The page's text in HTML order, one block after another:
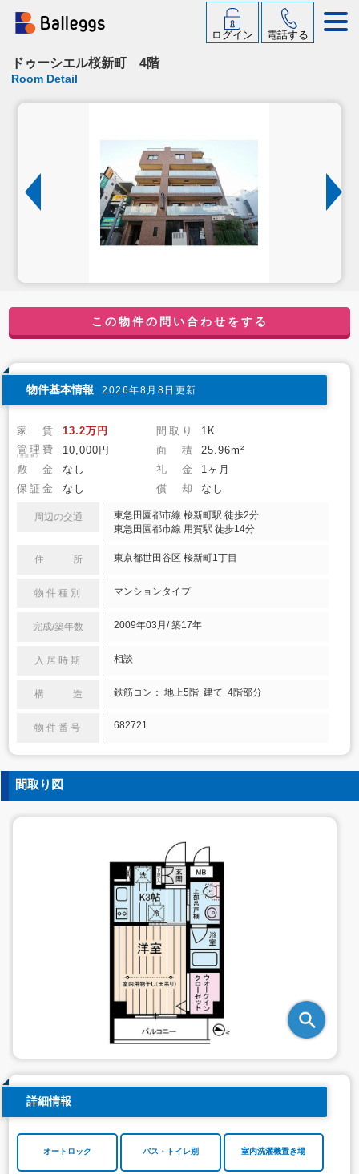
ログイン 電話する
ドゥーシエル桜新町 4階
Room Detail
この物件の問い合わせをする
物件基本情報 2026年8月8日更新
家 賃 13.2万円 間取り
1K
管理費
(共益費) 10,000円 面 積
25.96m²
敷 金
なし 礼 金
1ヶ月
保証金
なし 償 却 なし
周辺の交通
東急田園都市線 桜新町駅 徒歩2分
東急田園都市線 用賀駅 徒歩14分
住 所 東京都世田谷区 桜新町1丁目
物件種別 マンションタイプ
完成/築年数 2009年03月/ 築17年
入居時期 相談
構 造 鉄筋コン： 地上5階 建て 4階部分
物件番号 682721
間取り図
詳細情報
オートロック バス・トイレ別 室内洗濯機置き場